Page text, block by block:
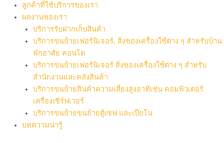
ลูกค้าที่ใช้บริการของเรา
ผลงานของเรา
บริการรับฝากเก็บสินค้า
บริการขนย้ายเฟอร์นิเจอร์, สิ่งของเครื่องใช้ต่าง ๆ สำหรับบ้าน
พักอาศัย คอนโด
บริการขนย้ายเฟอร์นิเจอร์ สิ่งของเครื่องใช้ต่าง ๆ สำหรับ
สำนักงานและคลังสินค้า
บริการขนย้ายสินค้าความเสี่ยงสูงอาทิเช่น คอมพิวเตอร์
เครื่องเซิร์ฟเวอร์
บริการขนย้ายขนย้ายตู้เซฟ และเปียโน
บทความน่ารู้